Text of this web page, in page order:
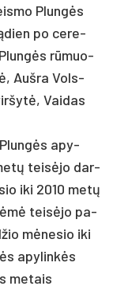
Plungės
po ce­re­
rūmuo­
Auš­ra Vols­
Vai­das
apy­
teisė­jo dar­
iki 2010 metų
teisė­jo pa­
mėne­sio iki
apy­linkės
me­tais